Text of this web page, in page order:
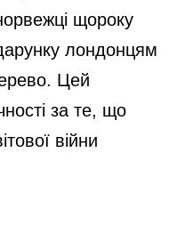
щороку
лондонцям
Цей
за те, що
війни